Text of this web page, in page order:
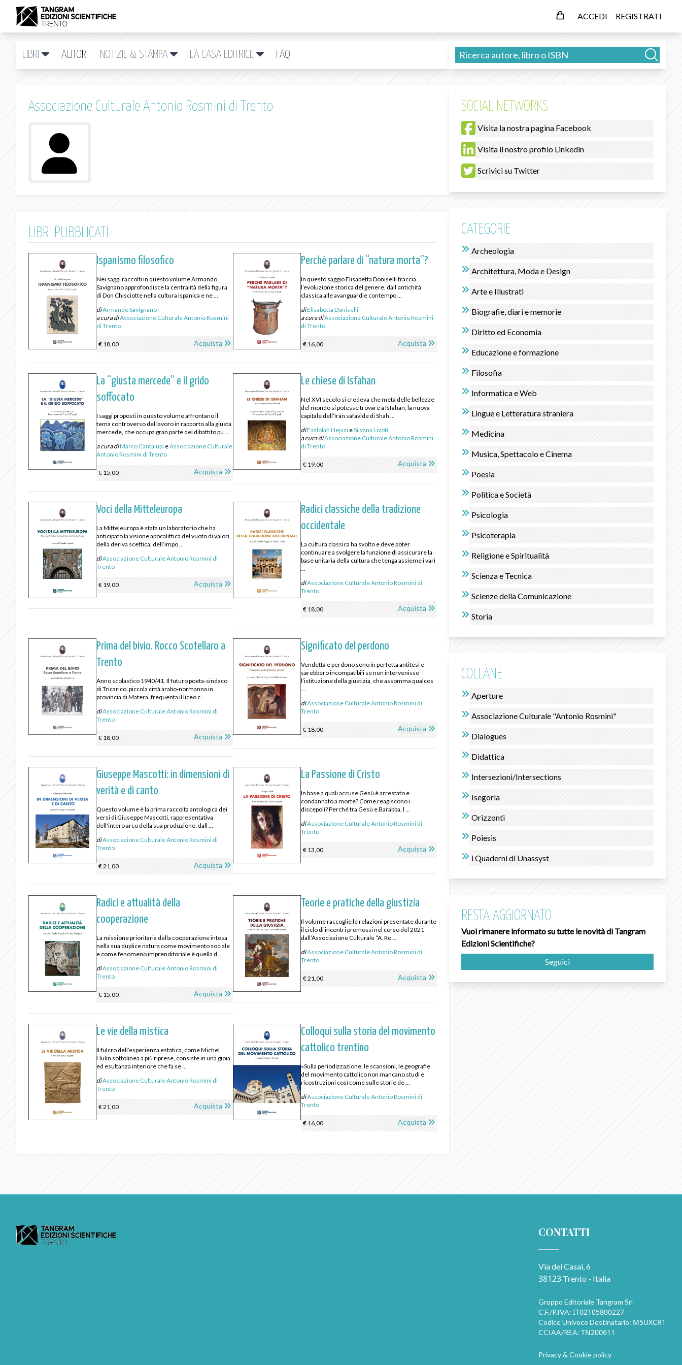
ACCEDI REGISTRATI
LIBRI AUTORI NOTIZIE & STAMPA LA CASA EDITRICE FAQ
Associazione Culturale Antonio Rosmini di Trento
LIBRI PUBBLICATI
Ispanismo filosofico
Nei saggi raccolti in questo volume Armando
Savignano approfondisce la centralità della figura
di Don Chisciotte nella cultura ispanica e ne ...
diArmando Savignano
a cura diAssociazione Culturale Antonio Rosmini
di Trento
€ 18,00 Acquista
Perché parlare di “natura morta”?
In questo saggio Elisabetta Doniselli traccia
l’evoluzione storica del genere, dall’antichità
classica alle avanguardie contempo ...
diElisabetta Doniselli
a cura diAssociazione Culturale Antonio Rosmini
di Trento
€ 16,00 Acquista
La “giusta mercede” e il grido
soffocato
I saggi proposti in questo volume affrontano il
tema controverso del lavoro in rapporto alla giusta
mercede, che occupa gran parte del dibattito pu ...
a cura diMarco Cantalupi eAssociazione Culturale
Antonio Rosmini di Trento
€ 15,00 Acquista
Le chiese di Isfahan
Nel XVI secolo si credeva che metà delle bellezze
del mondo si potesse trovare a Isfahan, la nuova
capitale dell’Iran safavide di Shah ...
diFazlolah Hejazi eSilvana Livoti
a cura diAssociazione Culturale Antonio Rosmini
di Trento
€ 19,00 Acquista
Voci della Mitteleuropa
La Mitteleuropa è stata un laboratorio che ha
anticipato la visione apocalittica del vuoto di valori,
della deriva scettica, dell’impo ...
diAssociazione Culturale Antonio Rosmini di
Trento
€ 19,00 Acquista
Radici classiche della tradizione
occidentale
La cultura classica ha svolto e deve poter
continuare a svolgere la funzione di assicurare la
base unitaria della cultura che tenga assieme i vari
diAssociazione Culturale Antonio Rosmini di
Trento
€ 18,00 Acquista
Prima del bivio. Rocco Scotellaro a
Trento
Anno scolastico 1940/41. Il futuro poeta‑sindaco
di Tricarico, piccola città arabo‑normanna in
provincia di Matera, frequenta il liceo c ...
diAssociazione Culturale Antonio Rosmini di
Trento
€ 18,00 Acquista
Significato del perdono
Vendetta e perdono sono in perfetta antitesi e
sarebbero incompatibili se non intervenisse
l’istituzione della giustizia, che assomma qualcos
diAssociazione Culturale Antonio Rosmini di
Trento
€ 18,00 Acquista
Giuseppe Mascotti: in dimensioni di
verità e di canto
Questo volume è la prima raccolta antologica dei
versi di Giuseppe Mascotti, rappresentativa
dell'intero arco della sua produzione: dall ...
diAssociazione Culturale Antonio Rosmini di
Trento
€ 21,00 Acquista
La Passione di Cristo
In base a quali accuse Gesù è arrestato e
condannato a morte? Come reagiscono i
discepoli? Perché tra Gesù e Barabba, l ...
diAssociazione Culturale Antonio Rosmini di
Trento
€ 13,00 Acquista
Radici e attualità della
cooperazione
La missione prioritaria della cooperazione intesa
nella sua duplice natura come movimento sociale
e come fenomeno imprenditoriale è quella d ...
diAssociazione Culturale Antonio Rosmini di
Trento
€ 15,00 Acquista
Teorie e pratiche della giustizia
Il volume raccoglie le relazioni presentate durante
il ciclo di incontri promossi nel corso del 2021
dall’Associazione Culturale “A. Ro ...
diAssociazione Culturale Antonio Rosmini di
Trento
€ 21,00 Acquista
Le vie della mistica
Il fulcro dell’esperienza estatica, come Michel
Hulin sottolinea a più riprese, consiste in una gioia
ed esultanza interiore che fa se ...
diAssociazione Culturale Antonio Rosmini di
Trento
€ 21,00 Acquista
Colloqui sulla storia del movimento
cattolico trentino
«Sulla periodizzazione, le scansioni, le geografie
del movimento cattolico non mancano studi e
ricostruzioni così come sulle storie de ...
diAssociazione Culturale Antonio Rosmini di
Trento
€ 16,00 Acquista
SOCIAL NETWORKS
Visita la nostra pagina Facebook
Visita il nostro profilo Linkedin
Scrivici su Twitter
CATEGORIE
Archeologia
Architettura, Moda e Design
Arte e Illustrati
Biografie, diari e memorie
Diritto ed Economia
Educazione e formazione
Filosofia
Informatica e Web
Lingue e Letteratura straniera
Medicina
Musica, Spettacolo e Cinema
Poesia
Politica e Società
Psicologia
Psicoterapia
Religione e Spiritualità
Scienza e Tecnica
Scienze della Comunicazione
Storia
COLLANE
Aperture
Associazione Culturale "Antonio Rosmini"
Dialogues
Didattica
Intersezioni/Intersections
Isegorìa
Orizzonti
Poîesis
i Quaderni di Unassyst
RESTA AGGIORNATO
Vuoi rimanere informato su tutte le novità di Tangram
Edizioni Scientifiche?
Seguici
CONTATTI
Via dei Casai, 6
38123 Trento - Italia
Gruppo Editoriale Tangram Srl
C.F./P.IVA: IT02105800227
Codice Univoco Destinatario: M5UXCR1
CCIAA/REA: TN200611
Privacy & Cookie policy